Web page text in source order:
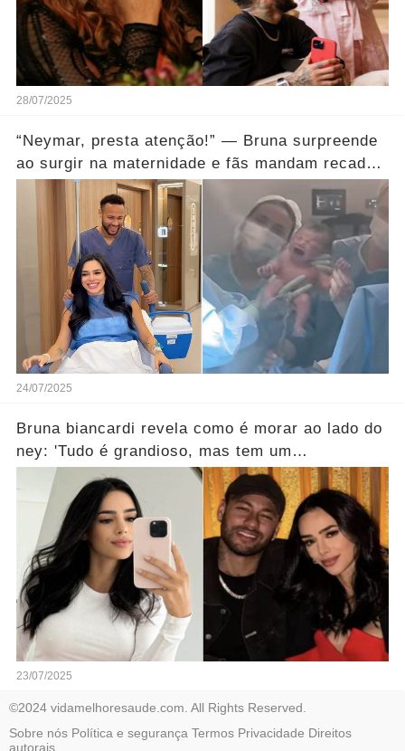
28/07/2025
“Neymar, presta atenção!” — Bruna surpreende
ao surgir na maternidade e fãs mandam recado
direto... Ver mais
24/07/2025
Bruna biancardi revela como é morar ao lado do
ney: 'Tudo é grandioso, mas tem um
segredo!'...Ver mais
23/07/2025
©2024 vidamelhoresaude.com. All Rights Reserved.
Sobre nós Política e segurança Termos Privacidade Direitos
autorais